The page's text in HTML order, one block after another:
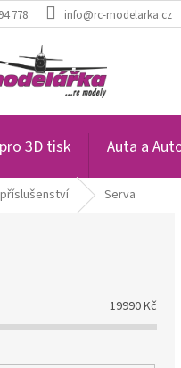
778 info@rc-modelarka.cz
3D tisk Auta a
příslušenství Serva
19990Kč